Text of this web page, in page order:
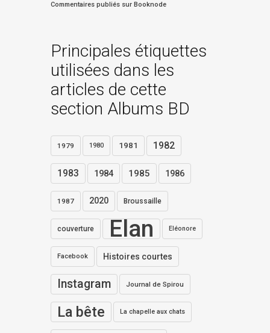
Commentaires publiés sur Booknode
Principales étiquettes
utilisées dans les
articles de cette
section Albums BD
1979 1980 1981 1982
1983 1984 1985 1986
1987 2020 Broussaille
couverture Elan Eléonore
Facebook Histoires courtes
Instagram Journal de Spirou
La bête La chapelle aux chats